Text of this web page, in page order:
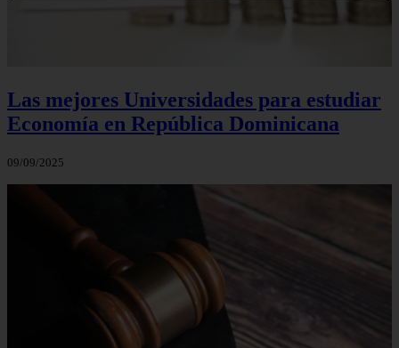
Las mejores Universidades para estudiar
Economía en República Dominicana
09/09/2025